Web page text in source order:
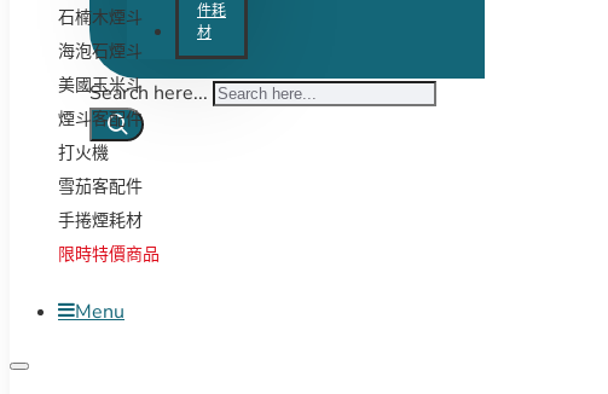
件耗
材
Search here...
石楠木煙斗
海泡石煙斗
美國玉米斗
煙斗客配件
打火機
雪茄客配件
手捲煙耗材
限時特價商品
Menu